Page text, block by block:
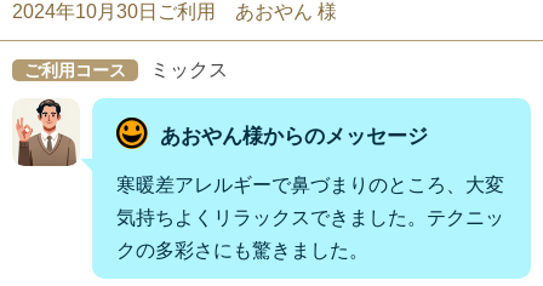
2024年10月30日ご利用 あおやん 様
ご利用コース ミックス
あおやん様からのメッセージ
寒暖差アレルギーで鼻づまりのところ、大変
気持ちよくリラックスできました。テクニッ
クの多彩さにも驚きました。